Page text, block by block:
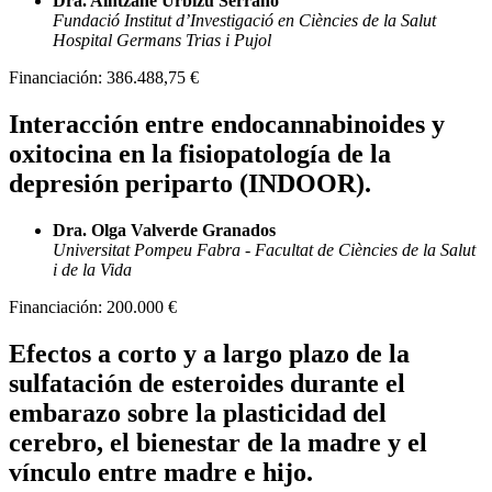
Fundació Institut d’Investigació en Ciències de la Salut
Hospital Germans Trias i Pujol
Financiación: 386.488,75 €
Interacción entre endocannabinoides y
oxitocina en la fisiopatología de la
depresión periparto (INDOOR).
Dra. Olga Valverde Granados
Universitat Pompeu Fabra - Facultat de Ciències de la Salut
i de la Vida
Financiación: 200.000 €
Efectos a corto y a largo plazo de la
sulfatación de esteroides durante el
embarazo sobre la plasticidad del
cerebro, el bienestar de la madre y el
vínculo entre madre e hijo.